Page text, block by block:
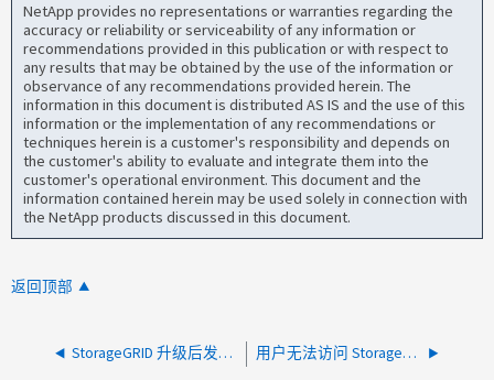
NetApp provides no representations or warranties regarding the
accuracy or reliability or serviceability of any information or
recommendations provided in this publication or with respect to
any results that may be obtained by the use of the information or
observance of any recommendations provided herein. The
information in this document is distributed AS IS and the use of this
information or the implementation of any recommendations or
techniques herein is a customer's responsibility and depends on
the customer's ability to evaluate and integrate them into the
customer's operational environment. This document and the
information contained herein may be used solely in connection with
the NetApp products discussed in this document.
返回顶部
StorageGRID 升级后发送到 Splunk 的对象空系统日志事件 用户无法访问 StorageGRID 端点